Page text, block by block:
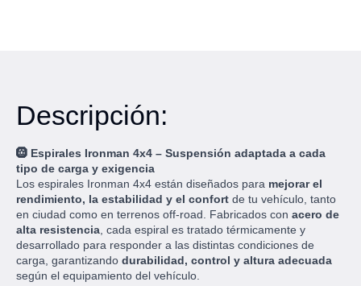
Descripción:
🛞 Espirales Ironman 4x4 – Suspensión adaptada a cada
tipo de carga y exigencia
Los espirales Ironman 4x4 están diseñados para mejorar el
rendimiento, la estabilidad y el confort de tu vehículo, tanto
en ciudad como en terrenos off-road. Fabricados con acero de
alta resistencia , cada espiral es tratado térmicamente y
desarrollado para responder a las distintas condiciones de
carga, garantizando durabilidad, control y altura adecuada
según el equipamiento del vehículo.